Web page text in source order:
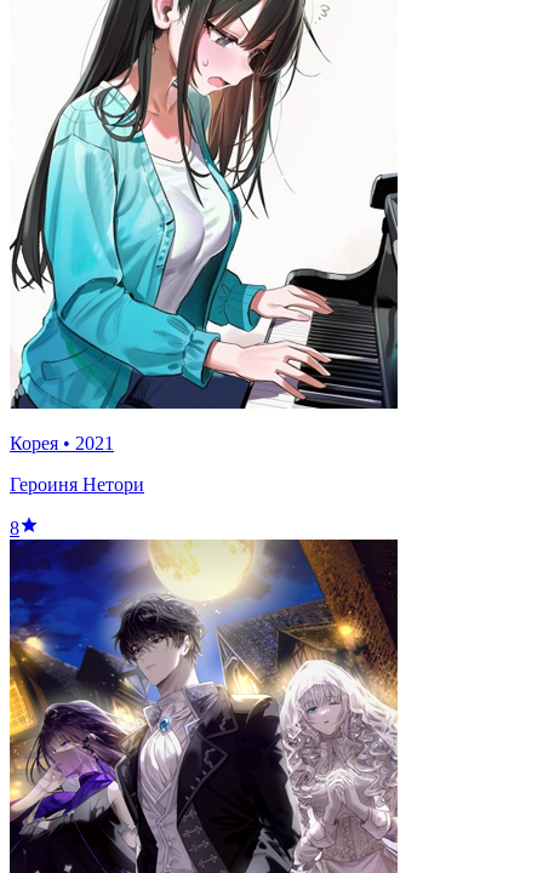
Корея • 2021
Героиня Нетори
8